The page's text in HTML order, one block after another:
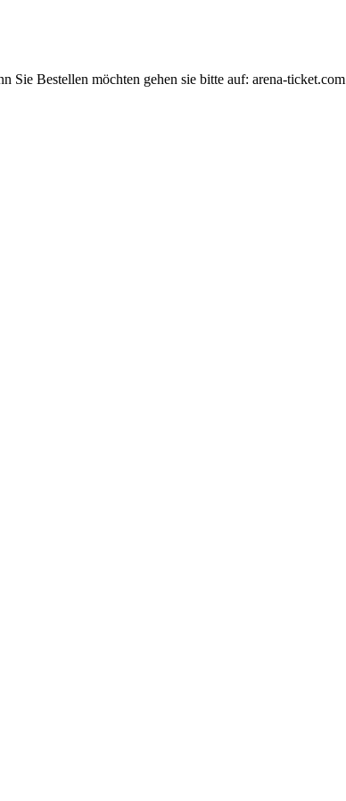
Sie Bestellen möchten gehen sie bitte auf: arena-ticket.com